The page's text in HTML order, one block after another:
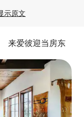
示原文
来爱彼迎当房东